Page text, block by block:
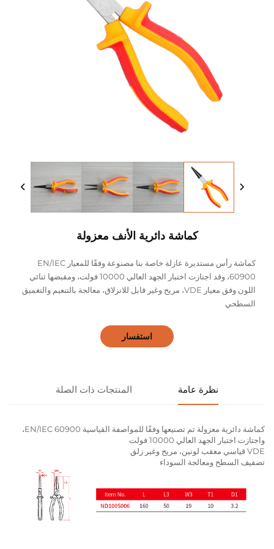
كماشة دائرية الأنف معزولة
كماشة رأس مستديرة عازلة خاصة بنا مصنوعة وفقًا للمعيار EN/IEC
60900، وقد اجتازت اختبار الجهد العالي 10000 فولت، ومقبضها ثنائي
اللون وفق معيار VDE، مريح وغير قابل للانزلاق، معالجة بالتنعيم والتغميق
السطحي
استفسار
نظرة عامة المنتجات ذات الصلة
كماشة دائرية معزولة تم تصنيعها وفقًا للمواصفة القياسية EN/IEC 60900،
واجتازت اختبار الجهد العالي 10000 فولت
VDE قياسي معقب لونين، مريح وغير زلق
تصفيف السطح ومعالجة السوداء